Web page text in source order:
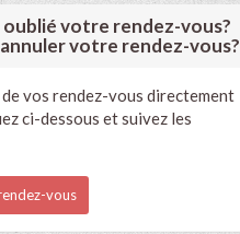
oublié votre rendez-vous?
votre rendez-vous?
vos rendez-vous directement
ci-dessous et suivez les
vous